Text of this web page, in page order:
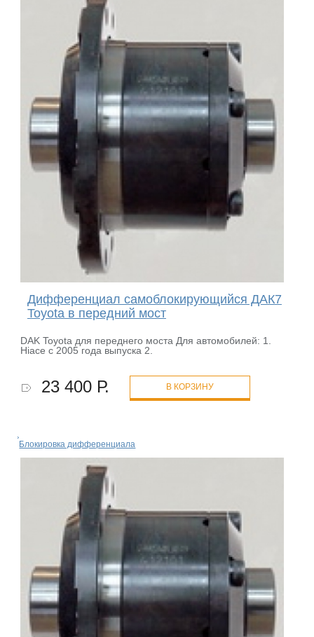
Дифференциал самоблокирующийся ДАК7
Toyota в передний мост
DAK Toyota для переднего моста Для автомобилей: 1.
Hiace с 2005 года выпуска 2.
23 400 Р. В КОРЗИНУ
Блокировка дифференциала